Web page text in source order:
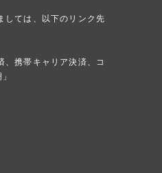
ては、以下のリンク先
携帯キャリア決済、コ